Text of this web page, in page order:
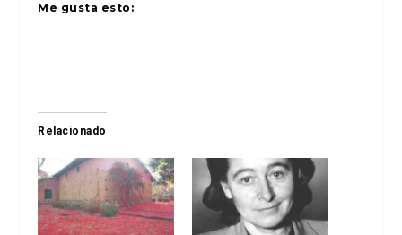
Me gusta esto:
Relacionado